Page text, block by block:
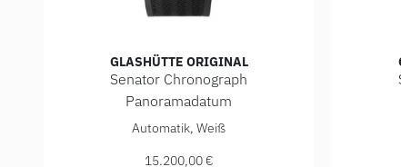
GLASHÜTTE ORIGINAL
Senator Chronograph
Panoramadatum
Glashütte Original Senator Chronograph
Automatik, Weiß
15.200,00 €